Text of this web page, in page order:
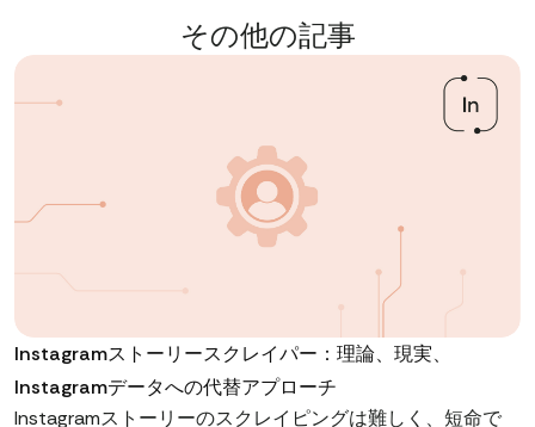
その他の記事
Instagramストーリースクレイパー：理論、現実、
Instagramデータへの代替アプローチ
Instagramストーリーのスクレイピングは難しく、短命で